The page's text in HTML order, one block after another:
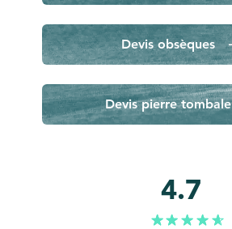
Devis obsèques
Devis pierre tombale
4.7